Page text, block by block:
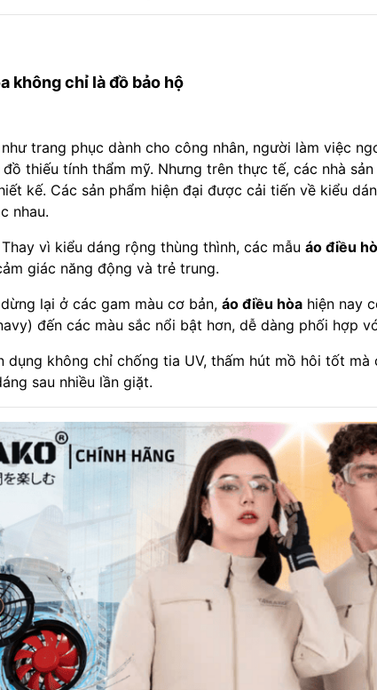
không chỉ là đồ bảo hộ
trang phục dành cho công nhân, người làm việc
thiếu tính thẩm mỹ. Nhưng trên thực tế, các nhà sản
kế. Các sản phẩm hiện đại được cải tiến về kiểu
nhau.
Thay vì kiểu dáng rộng thùng thình, các mẫu áo điều
giác năng động và trẻ trung.
lại ở các gam màu cơ bản, áo điều hòahiện nay
đến các màu sắc nổi bật hơn, dễ dàng phối hợp
dụng không chỉ chống tia UV, thấm hút mồ hôi tốt
sau nhiều lần giặt.